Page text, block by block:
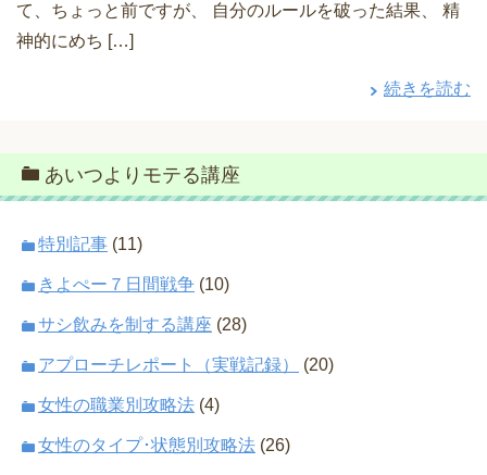
て、ちょっと前ですが、 自分のルールを破った結果、 精
神的にめち […]
続きを読む
あいつよりモテる講座
特別記事 (11)
きよぺー７日間戦争 (10)
サシ飲みを制する講座 (28)
アプローチレポート（実戦記録） (20)
女性の職業別攻略法 (4)
女性のタイプ･状態別攻略法 (26)